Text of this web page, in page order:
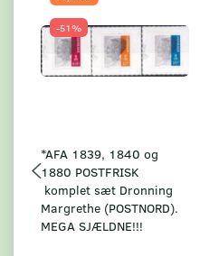
-51%
*AFA 1839, 1840 og
1880 POSTFRISK
komplet sæt Dronning
Margrethe (POSTNORD).
MEGA SJÆLDNE!!!